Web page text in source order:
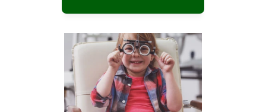
Exames Oftalmológicos
Realizados no Consultório